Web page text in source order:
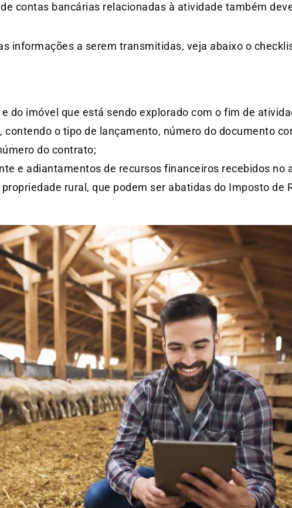
contas bancárias relacionadas à atividade também
informações a serem transmitidas, veja abaixo o
do imóvel que está sendo explorado com o fim de
contendo o tipo de lançamento, número do documento
do contrato;
e adiantamentos de recursos financeiros recebidos no
rural, que podem ser abatidas do Imposto de